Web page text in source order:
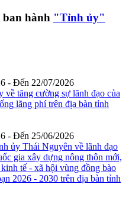
ban hành "Tỉnh ủy"
- Đến 22/07/2026
tăng cường sự lãnh đạo của
lãng phí trên địa bàn tỉnh
- Đến 25/06/2026
ủy Thái Nguyên về lãnh đạo
gia xây dựng nông thôn mới,
tế - xã hội vùng đồng bào
2026 - 2030 trên địa bàn tỉnh